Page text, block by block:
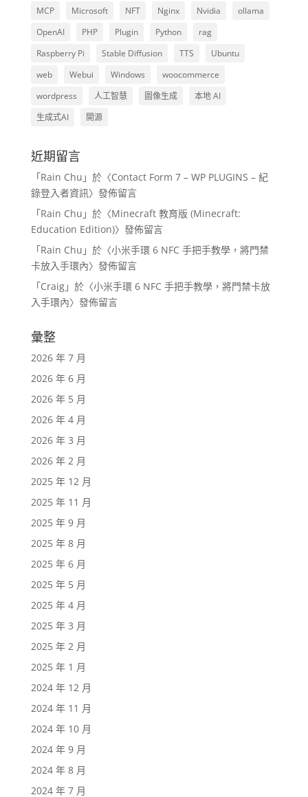
MCP Microsoft NFT Nginx Nvidia
ollama
OpenAI
PHP Plugin Python
rag
Raspberry Pi
Stable Diffusion TTS
Ubuntu
web
Webui Windows
woocommerce
wordpress
人工智慧 圖像生成
本地 AI
生成式AI
開源
近期留言
「Rain Chu 」於〈Contact Form 7 – WP PLUGINS – 紀
錄登入者資訊〉發佈留言
「Rain Chu 」於〈Minecraft 教育版 (Minecraft:
Education Edition)〉發佈留言
「Rain Chu 」於〈小米手環 6 NFC 手把手教學，將門禁
卡放入手環內〉發佈留言
「Craig」於〈小米手環 6 NFC 手把手教學，將門禁卡放
入手環內〉發佈留言
彙整
2026 年 7 月
2026 年 6 月
2026 年 5 月
2026 年 4 月
2026 年 3 月
2026 年 2 月
2025 年 12 月
2025 年 11 月
2025 年 9 月
2025 年 8 月
2025 年 6 月
2025 年 5 月
2025 年 4 月
2025 年 3 月
2025 年 2 月
2025 年 1 月
2024 年 12 月
2024 年 11 月
2024 年 10 月
2024 年 9 月
2024 年 8 月
2024 年 7 月